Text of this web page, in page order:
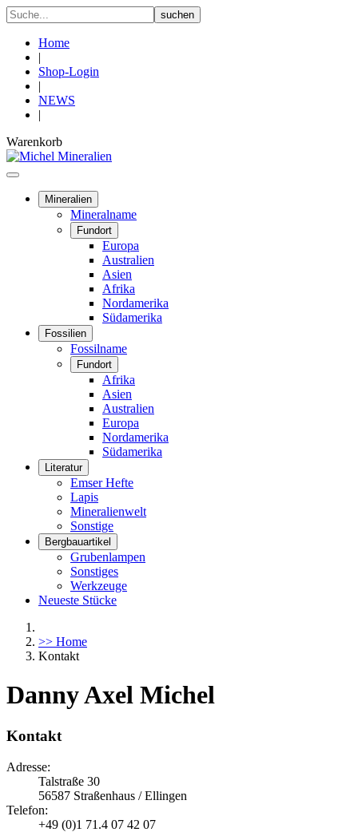
Home
|
Shop-Login
|
NEWS
|
Warenkorb
Mineralien
Mineralname
Fundort
Europa
Australien
Asien
Afrika
Nordamerika
Südamerika
Fossilien
Fossilname
Fundort
Afrika
Asien
Australien
Europa
Nordamerika
Südamerika
Literatur
Emser Hefte
Lapis
Mineralienwelt
Sonstige
Bergbauartikel
Grubenlampen
Sonstiges
Werkzeuge
Neueste Stücke
>> Home
Kontakt
Danny Axel Michel
Kontakt
Adresse:
Talstraße 30
56587 Straßenhaus / Ellingen
Telefon:
+49 (0)1 71.4 07 42 07